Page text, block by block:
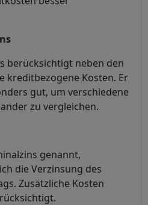
berücksichtigt neben den
kreditbezogene Kosten. Er
gut, um verschiedene
zu vergleichen.
genannt,
die Verzinsung des
Zusätzliche Kosten